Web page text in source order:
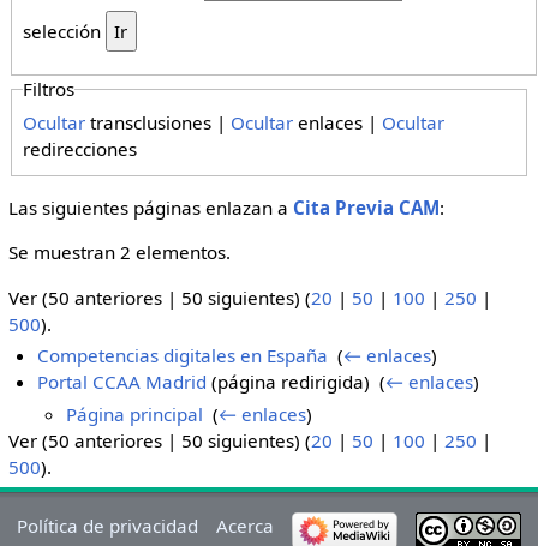
selección
Filtros
Ocultar transclusiones | Ocultar enlaces | Ocultar
redirecciones
Las siguientes páginas enlazan a Cita Previa CAM:
Se muestran 2 elementos.
Ver (50 anteriores | 50 siguientes) (20 | 50 | 100 | 250 |
500).
Competencias digitales en España ‎(← enlaces)
Portal CCAA Madrid (página redirigida) ‎(← enlaces)
Página principal ‎(← enlaces)
Ver (50 anteriores | 50 siguientes) (20 | 50 | 100 | 250 |
500).
Política de privacidad
Acerca